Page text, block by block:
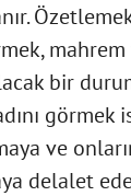
bir
görmek
ve
delalet